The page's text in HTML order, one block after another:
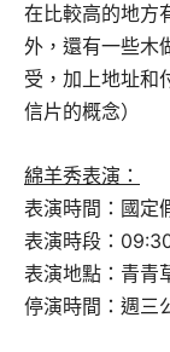
在比較高的地方
外，還有一些木
受，加上地址和
信片的概念）
綿羊秀表演：
表演時間：國定
表演時段：
表演地點：青青
停演時間：週三